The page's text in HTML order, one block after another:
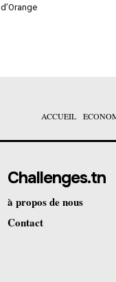
d’Orange
ACCUEIL
Challenges.tn
à propos de nous
Contact